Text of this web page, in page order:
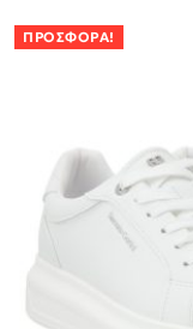
ΠΡΟΣΦΟΡΆ!